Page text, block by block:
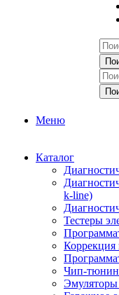
Меню
Каталог
k-line)
Тестеры
Коррекция
Чип-
Эмуляторы